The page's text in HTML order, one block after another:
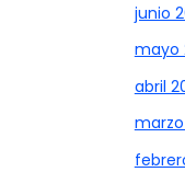
junio
mayo
abril